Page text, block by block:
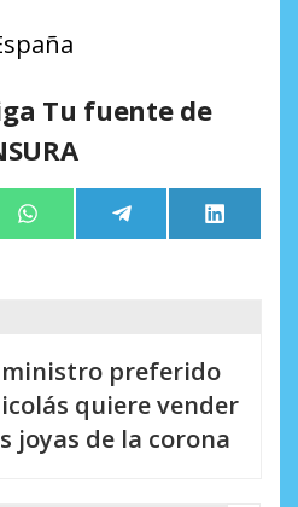
Tu fuente de
Compartir
en
WhatsApp Compartir
en
Telegram
en
LinkedIn
ministro preferido
quiere vender
joyas de la corona